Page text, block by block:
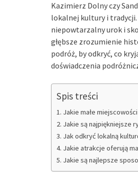
Kazimierz Dolny czy
lokalnej kultury i
niepowtarzalny urok i
głębsze zrozumienie
podróż, by odkryć, co
doświadczenia
Spis treści
Jakie małe
Jakie są najpiękniejsze
Jak odkryć lokalną
Jakie atrakcje oferują
Jakie są najlepsze